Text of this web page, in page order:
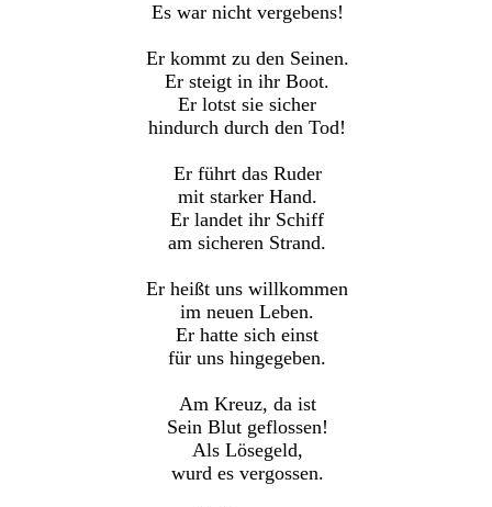
Es war nicht vergebens!
Er kommt zu den Seinen.
Er steigt in ihr Boot.
Er lotst sie sicher
hindurch durch den Tod!
Er führt das Ruder
mit starker Hand.
Er landet ihr Schiff
am sicheren Strand.
Er heißt uns willkommen
im neuen Leben.
Er hatte sich einst
für uns hingegeben.
Am Kreuz, da ist
Sein Blut geflossen!
Als Lösegeld,
wurd es vergossen.